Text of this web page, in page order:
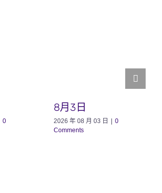
0
8月3日
2026 年 08 月 03 日
0
Comments